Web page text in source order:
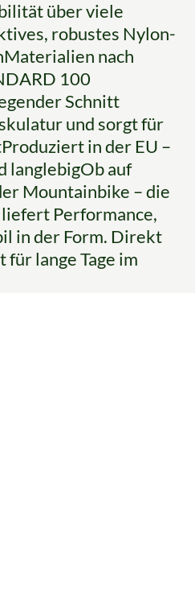
über viele
robustes Nylon-
nach
100
Schnitt
und sorgt für
in der EU –
langlebigOb auf
Mountainbike – die
Performance,
in der Form. Direkt
für lange Tage im